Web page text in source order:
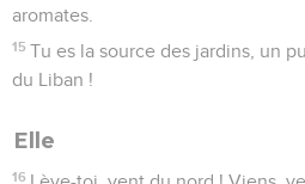
aromates.
15 Tu es la source des jardins, un
du Liban !
Elle
16